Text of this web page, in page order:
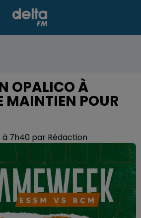
OPALICO À
MAINTIEN POUR
à 7h40 par Rédaction